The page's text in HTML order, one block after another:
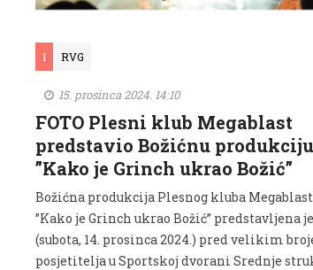
I RVG
15. prosinca 2024. 14:10
FOTO Plesni klub Megablast
predstavio Božićnu produkciju
”Kako je Grinch ukrao Božić”
Božićna produkcija Plesnog kluba Megablast
”Kako je Grinch ukrao Božić” predstavljena
(subota, 14. prosinca 2024.) pred velikim
posjetitelja u Sportskoj dvorani Srednje